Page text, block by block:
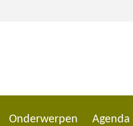
Onderwerpen Agenda